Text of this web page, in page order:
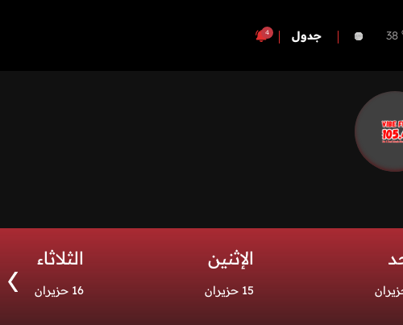
38
37
33
جدول 4
الإثنين
15 حزيران
الثلاثاء
16 حزيران